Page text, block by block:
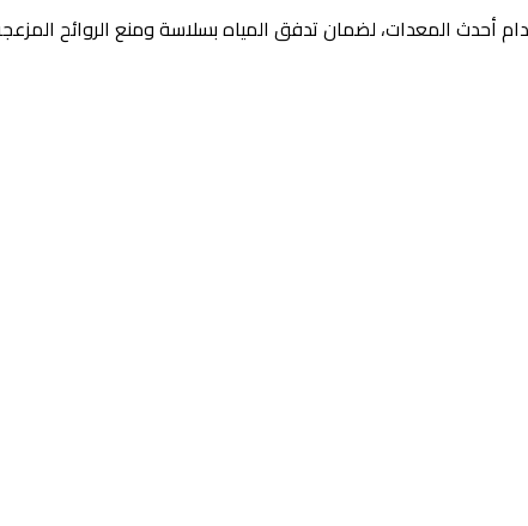
أحدث المعدات، لضمان تدفق المياه بسلاسة ومنع الروائح